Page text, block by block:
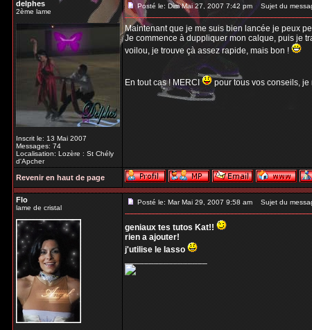
delphes
2ème lame
Inscrit le: 13 Mai 2007
Messages: 74
Localisation: Lozère : St Chély
d'Apcher
Posté le: Dim Mai 27, 2007 7:42 pm Sujet du
Maintenant que je me suis bien lancée je peux
Je commence à duppliquer mon calque, puis je
voilou, je trouve çà assez rapide, mais bon !
En tout cas ! MERCI pour tous vos conseils,
Revenir en haut de page
Flo
lame de cristal
Posté le: Mar Mai 29, 2007 9:58 am Sujet du
geniaux tes tutos Kat!!
rien a ajouter!
j'utilise le lasso
_________________